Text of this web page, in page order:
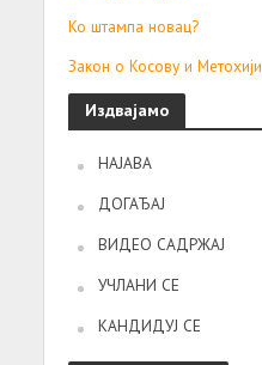
Ко штампа новац?
Закон о Косову и Метохији
Издвајамо
НАЈАВА
ДОГАЂАЈ
ВИДЕО САДРЖАЈ
УЧЛАНИ СЕ
КАНДИДУЈ СЕ